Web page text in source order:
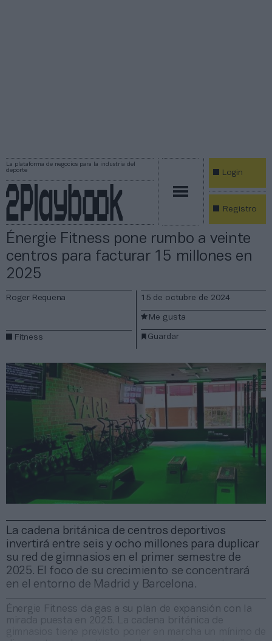
La plataforma de negocios para la industria del
deporte
Login
Registro
Énergie Fitness pone rumbo a veinte
centros para facturar 15 millones en
2025
La cadena británica de centros deportivos
invertirá entre seis y ocho millones para duplicar
su red de gimnasios en el primer semestre de
2025. El foco de su crecimiento se concentrará
en el entorno de Madrid y Barcelona.
Roger Requena
Fitness
15 de octubre de 2024
Guardar
Me gusta
Énergie Fitness da gas a su plan de expansión con la
mirada puesta en 2025. La cadena británica de